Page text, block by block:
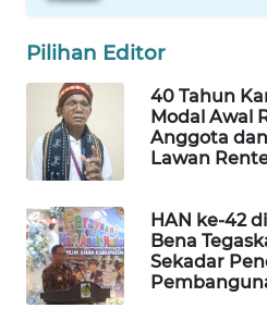
Pilihan Editor
40 Tahun
Modal Awal
Anggota
Lawan
HAN ke-42
Bena
Sekadar
SPORT
UMKM
WAHANA
SELEB
WAHANA
PERSONA
WAHANA